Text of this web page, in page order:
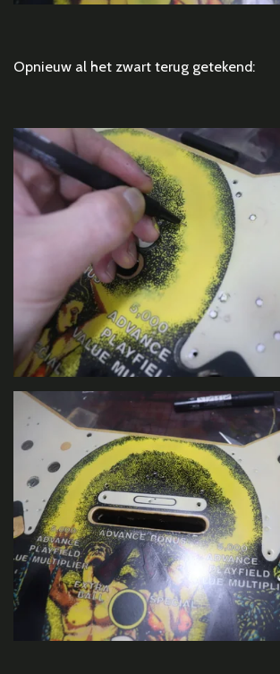
Opnieuw al het zwart terug getekend: